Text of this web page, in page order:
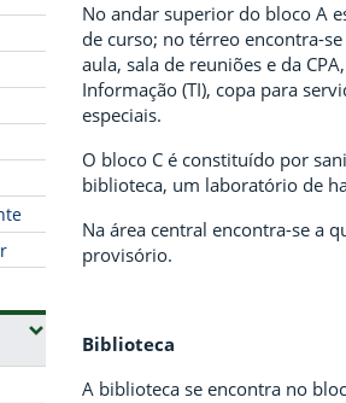
SUBMENUS)
No andar superior do bloco A
de curso; no térreo encontra-
aula, sala de reuniões e da
Informação (TI), copa para
especiais.
O bloco C é constituído por
biblioteca, um laboratório de
Na área central encontra-se a
provisório.
Biblioteca
A biblioteca se encontra no